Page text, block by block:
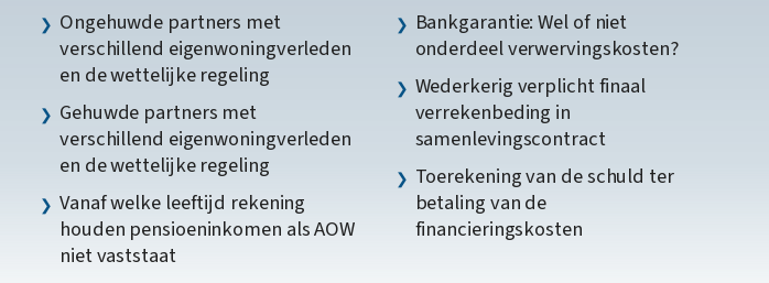
Ongehuwde partners met
verschillend eigenwoningverleden
en de wettelijke regeling
Gehuwde partners met
verschillend eigenwoningverleden
en de wettelijke regeling
Vanaf welke leeftijd rekening
houden pensioeninkomen als AOW
niet vaststaat
Bankgarantie: Wel of niet
onderdeel verwervingskosten?
Wederkerig verplicht finaal
verrekenbeding in
samenlevingscontract
Toerekening van de schuld ter
betaling van de
financieringskosten